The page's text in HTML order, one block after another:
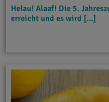
Helau! Alaaf! Die 5.
erreicht und es wird […]